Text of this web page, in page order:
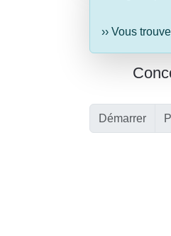
›› Vous
Démarrer